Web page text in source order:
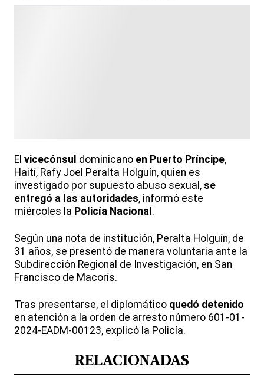
El vicecónsul dominicano en Puerto Príncipe,
Haití, Rafy Joel Peralta Holguín, quien es
investigado por supuesto abuso sexual, se
entregó a las autoridades, informó este
miércoles la Policía Nacional .
Según una nota de institución, Peralta Holguín, de
31 años, se presentó de manera voluntaria ante la
Subdirección Regional de Investigación, en San
Francisco de Macorís.
Tras presentarse, el diplomático quedó detenido
en atención a la orden de arresto número 601-01-
2024-EADM-00123, explicó la Policía.
RELACIONADAS